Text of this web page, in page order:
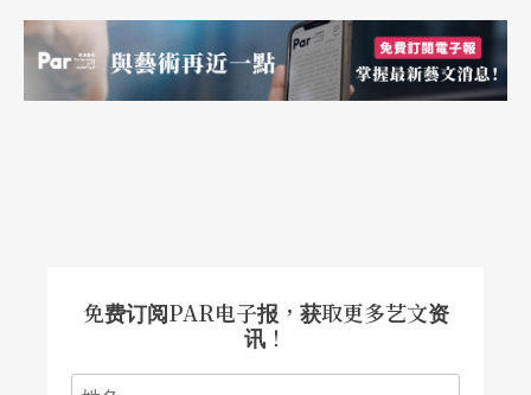
免费订阅PAR电子报，获取更多艺文资
讯！